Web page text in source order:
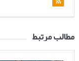
مطالب مرتبط